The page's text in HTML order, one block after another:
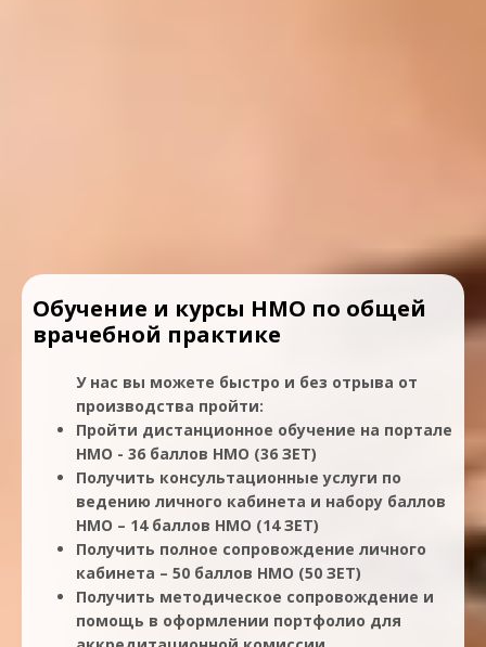
Обучение и курсы НМО по общей
врачебной практике
У нас вы можете быстро и без отрыва от
производства пройти:
Пройти дистанционное обучение на портале
НМО - 36 баллов НМО (36 ЗЕТ)
Получить консультационные услуги по
ведению личного кабинета и набору баллов
НМО – 14 баллов НМО (14 ЗЕТ)
Получить полное сопровождение личного
кабинета – 50 баллов НМО (50 ЗЕТ)
Получить методическое сопровождение и
помощь в оформлении портфолио для